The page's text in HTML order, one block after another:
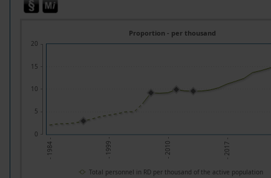
- 1984 - - 1999 - - 2010 - - 2017 -
Proportion - per thousand
0
5
10
15
20
Total personnel in RD per thousand of the active population